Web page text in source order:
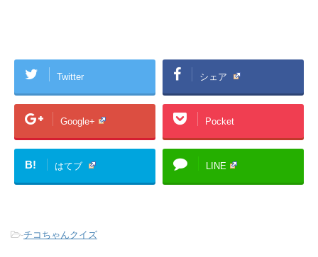
Twitter シェア
Google+ Pocket
B! はてブ LINE
-チコちゃんクイズ